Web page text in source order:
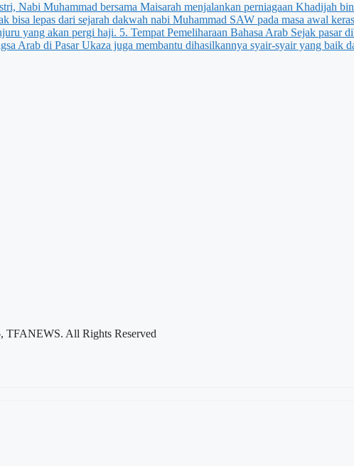
TFANEWS. All Rights Reserved